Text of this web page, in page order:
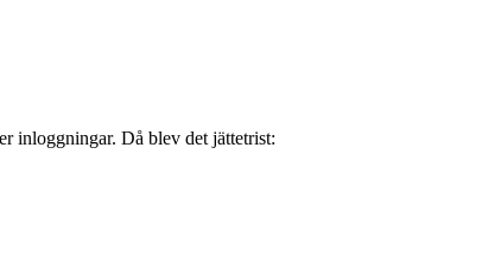
inloggningar. Då blev det jättetrist: